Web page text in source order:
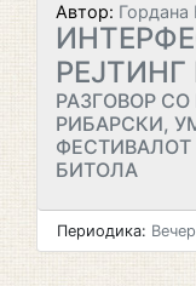
Автор: Гордана
РАЗГОВОР
РИБАРСКИ,
БИТОЛА
Периодика: Вечер